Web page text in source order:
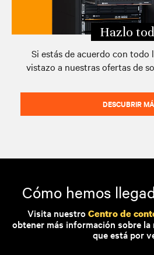
Hazlo
Si estás de acuerdo con todo
vistazo a nuestras ofertas de
DESCUBRIR
Cómo hemos
Visita nuestroCentro de
obtener más información sobre
que está por